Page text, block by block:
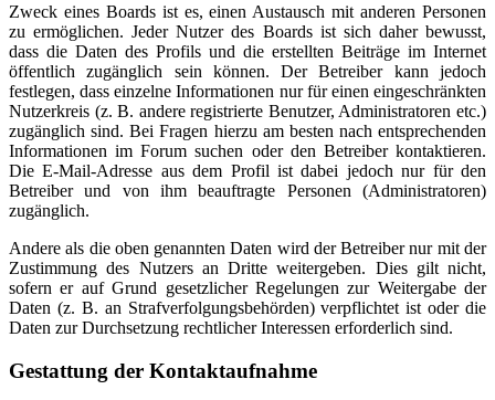
Zweck eines Boards ist es, einen Austausch mit anderen Personen
zu ermöglichen. Jeder Nutzer des Boards ist sich daher bewusst,
dass die Daten des Profils und die erstellten Beiträge im Internet
öffentlich zugänglich sein können. Der Betreiber kann jedoch
festlegen, dass einzelne Informationen nur für einen eingeschränkten
Nutzerkreis (z. B. andere registrierte Benutzer, Administratoren etc.)
zugänglich sind. Bei Fragen hierzu am besten nach entsprechenden
Informationen im Forum suchen oder den Betreiber kontaktieren.
Die E-Mail-Adresse aus dem Profil ist dabei jedoch nur für den
Betreiber und von ihm beauftragte Personen (Administratoren)
zugänglich.
Andere als die oben genannten Daten wird der Betreiber nur mit der
Zustimmung des Nutzers an Dritte weitergeben. Dies gilt nicht,
sofern er auf Grund gesetzlicher Regelungen zur Weitergabe der
Daten (z. B. an Strafverfolgungsbehörden) verpflichtet ist oder die
Daten zur Durchsetzung rechtlicher Interessen erforderlich sind.
Gestattung der Kontaktaufnahme